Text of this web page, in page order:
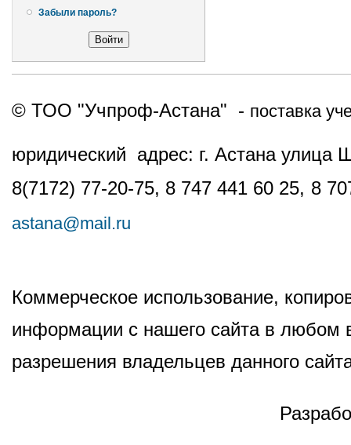
Забыли пароль?
© ТОО "Учпроф-Астана" - поставка
юридический адрес: г. Астана
8(7172) 77-20-75, 8 747 441 60 25, 8
astana@mail.ru
Коммерческое использование,
информации с нашего сайта в любом
разрешения владельцев данного